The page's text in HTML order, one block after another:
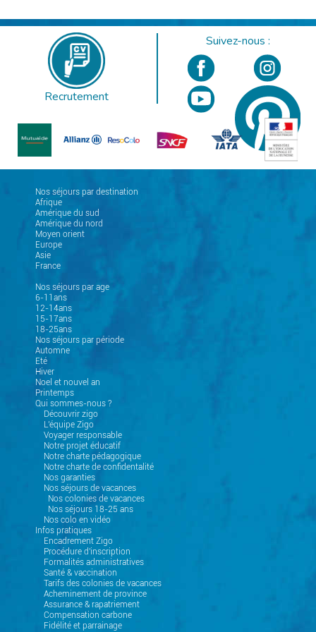
Recrutement
Suivez-nous :
Nos séjours par destination
Afrique
Amérique du sud
Amérique du nord
Moyen orient
Europe
Asie
France
Nos séjours par age
6-11ans
12-14ans
15-17ans
18-25ans
Nos séjours par période
Automne
Eté
Hiver
Noel et nouvel an
Printemps
Qui sommes-nous ?
Découvrir zigo
L'équipe Zigo
Voyager responsable
Notre projet éducatif
Notre charte pédagogique
Notre charte de confidentalité
Nos garanties
Nos séjours de vacances
Nos colonies de vacances
Nos séjours 18-25 ans
Nos colo en vidéo
Infos pratiques
Encadrement Zigo
Procédure d'inscription
Formalités administratives
Santé & vaccination
Tarifs des colonies de vacances
Acheminement de province
Assurance & rapatriement
Compensation carbone
Fidélité et parrainage